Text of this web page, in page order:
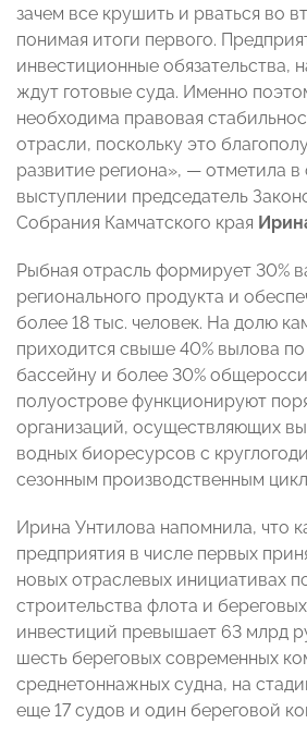
зачем все крушить и рваться во
понимая итоги первого.
инвестиционные обязательства,
ждут готовые суда. Именно
необходима правовая
отрасли, поскольку это
развитие региона», — отметила в
выступлении председатель
Собрания Камчатского края
Рыбная отрасль формирует 30%
регионального продукта и
более 18 тыс. человек. На долю
приходится свыше 40% вылова
бассейну и более 30%
полуострове функционируют
организаций, осуществляющих
водных биоресурсов с
сезонным производственным
Ирина Унтилова напомнила, что
предприятия в числе первых
новых отраслевых инициативах
строительства флота и
инвестиций превышает 63 млрд
шесть береговых современных
среднетоннажных судна, на
еще 17 судов и один береговой